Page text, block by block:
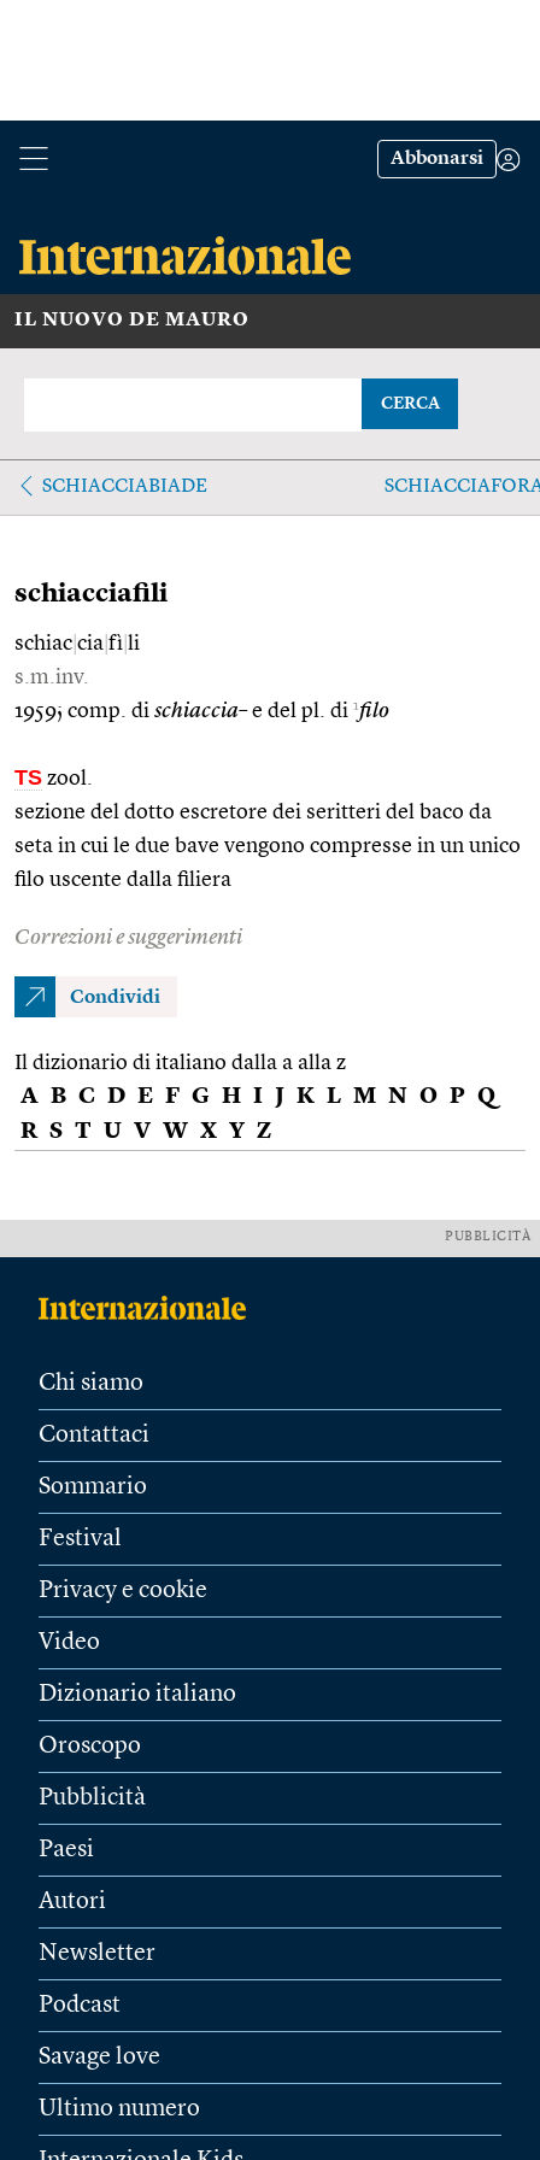
Abbonarsi
IL NUOVO DE MAURO
CERCA
SCHIACCIABIADE
schiacciafili
schiac cia fì li
s.m.inv.
1959; comp. di schiaccia–e del pl. di 1filo
TS zool.
sezione del dotto escretore dei seritteri del baco da
seta in cui le due bave vengono compresse in un unico
filo uscente dalla filiera
Correzioni e suggerimenti
Condividi
Il dizionario di italiano dalla a alla z
A B C D E F G H I J K L M N O P Q
R S T U V W X Y Z
PUBBLICITÀ
Chi siamo
Contattaci
Sommario
Festival
Privacy e cookie
Video
Dizionario italiano
Oroscopo
Pubblicità
Paesi
Autori
Newsletter
Podcast
Savage love
Ultimo numero